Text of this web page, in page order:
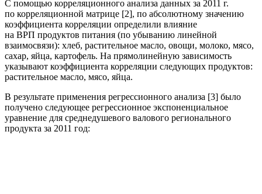
С помощью корреляционного анализа данных за 2011 г.
по корреляционной матрице [2], по абсолютному значению
коэффициента корреляции определили влияние
на ВРП продуктов питания (по убыванию линейной
взаимосвязи): хлеб, растительное масло, овощи, молоко, мясо,
сахар, яйца, картофель. На прямолинейную зависимость
указывают коэффициента корреляции следующих продуктов:
растительное масло, мясо, яйца.
В результате применения регрессионного анализа [3] было
получено следующее регрессионное экспоненциальное
уравнение для среднедушевого валового регионального
продукта за 2011 год: